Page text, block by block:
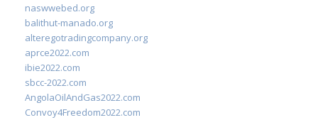
naswwebed.org
balithut-manado.org
alteregotradingcompany.org
aprce2022.com
ibie2022.com
sbcc-2022.com
AngolaOilAndGas2022.com
Convoy4Freedom2022.com